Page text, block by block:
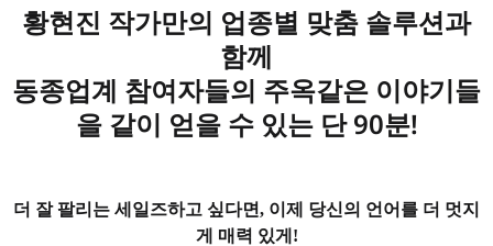
황현진 작가만의 업종별 맞춤 솔루션과
함께
동종업계 참여자들의 주옥같은 이야기들
을 같이 얻을 수 있는 단 90분!
더 잘 팔리는 세일즈하고 싶다면, 이제 당신의 언어를 더 멋지
게 매력 있게!